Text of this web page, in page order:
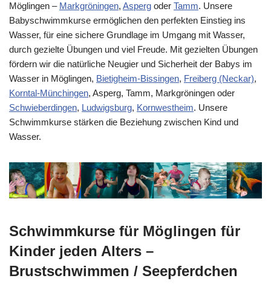
Möglingen – Markgröningen, Asperg oder Tamm. Unsere
Babyschwimmkurse ermöglichen den perfekten Einstieg ins
Wasser, für eine sichere Grundlage im Umgang mit Wasser,
durch gezielte Übungen und viel Freude. Mit gezielten Übungen
fördern wir die natürliche Neugier und Sicherheit der Babys im
Wasser in Möglingen, Bietigheim-Bissingen, Freiberg (Neckar),
Korntal-Münchingen, Asperg, Tamm, Markgröningen oder
Schwieberdingen, Ludwigsburg, Kornwestheim. Unsere
Schwimmkurse stärken die Beziehung zwischen Kind und
Wasser.
Schwimmkurse für Möglingen für
Kinder jeden Alters –
Brustschwimmen / Seepferdchen